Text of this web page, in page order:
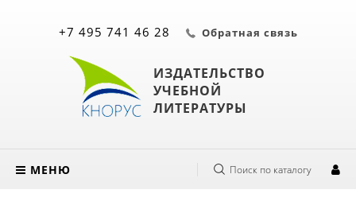
ИЗДАТЕЛЬСТВО
УЧЕБНОЙ
ЛИТЕРАТУРЫ
+7 495 741 46 28 Обратная связь
МЕНЮ Поиск по каталогу